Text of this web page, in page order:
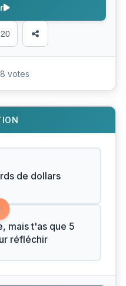
votes
de dollars
mais t'as que 5
réfléchir